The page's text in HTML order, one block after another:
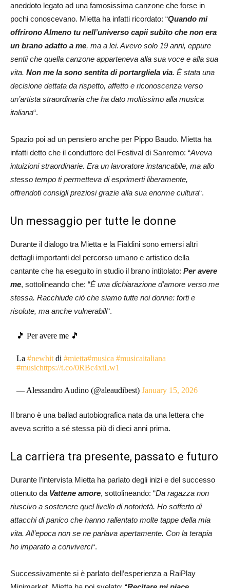
aneddoto legato ad una famosissima canzone che forse in
pochi conoscevano. Mietta ha infatti ricordato: “Quando mi
offrirono Almeno tu nell’universo capii subito che non era
un brano adatto a me, ma a lei. Avevo solo 19 anni, eppure
sentii che quella canzone apparteneva alla sua voce e alla sua
vita. Non me la sono sentita di portargliela via. È stata una
decisione dettata da rispetto, affetto e riconoscenza verso
un’artista straordinaria che ha dato moltissimo alla musica
italiana“.
Spazio poi ad un pensiero anche per Pippo Baudo. Mietta ha
infatti detto che il conduttore del Festival di Sanremo: “Aveva
intuizioni straordinarie. Era un lavoratore instancabile, ma allo
stesso tempo ti permetteva di esprimerti liberamente,
offrendoti consigli preziosi grazie alla sua enorme cultura“.
Un messaggio per tutte le donne
Durante il dialogo tra Mietta e la Fialdini sono emersi altri
dettagli importanti del percorso umano e artistico della
cantante che ha eseguito in studio il brano intitolato: Per avere
me, sottolineando che: “È una dichiarazione d’amore verso me
stessa. Racchiude ciò che siamo tutte noi donne: forti e
risolute, ma anche vulnerabili“.
🎵 Per avere me 🎵
La#newhit di#mietta#musica #musicaitaliana
#musichttps://t.co/0RBc4xtLw1
— Alessandro Audino (@aleaudibest)January 15, 2026
Il brano è una ballad autobiografica nata da una lettera che
aveva scritto a sé stessa più di dieci anni prima.
La carriera tra presente, passato e futuro
Durante l’intervista Mietta ha parlato degli inizi e del successo
ottenuto da Vattene amore, sottolineando: “Da ragazza non
riuscivo a sostenere quel livello di notorietà. Ho sofferto di
attacchi di panico che hanno rallentato molte tappe della mia
vita. All’epoca non se ne parlava apertamente. Con la terapia
ho imparato a conviverci“.
Successivamente si è parlato dell’esperienza a RaiPlay